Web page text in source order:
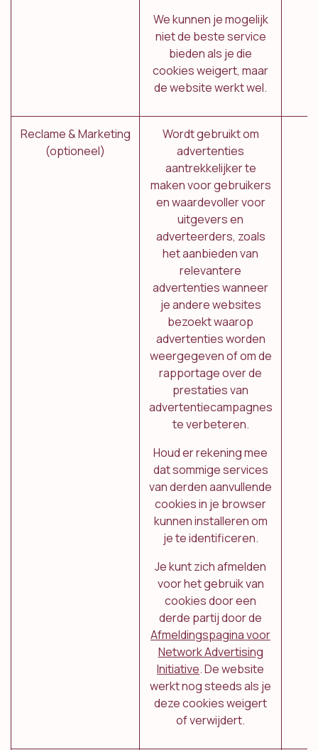
We kunnen je mogelijk
niet de beste service
bieden als je die
cookies weigert, maar
de website werkt wel.
Reclame & Marketing
(optioneel)
Wordt gebruikt om
advertenties
aantrekkelijker te
maken voor gebruikers
en waardevoller voor
uitgevers en
adverteerders, zoals
het aanbieden van
relevantere
advertenties wanneer
je andere websites
bezoekt waarop
advertenties worden
weergegeven of om de
rapportage over de
prestaties van
advertentiecampagnes
te verbeteren.
Houd er rekening mee
dat sommige services
van derden aanvullende
cookies in je browser
kunnen installeren om
je te identificeren.
Je kunt zich afmelden
voor het gebruik van
cookies door een
derde partij door de
Afmeldingspagina voor
Network Advertising
Initiative. De website
werkt nog steeds als je
deze cookies weigert
of verwijdert.